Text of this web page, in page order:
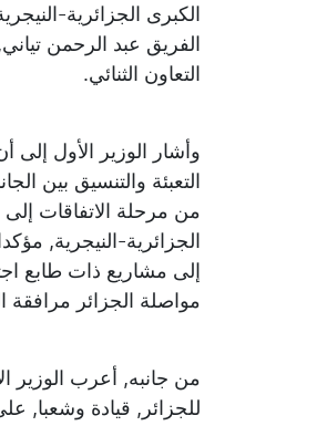
الكبرى الجزائرية-
الفريق عبد الرحمن
التعاون الثنائي.
وأشار الوزير الأول
التعبئة والتنسيق بين
من مرحلة الاتفاقات
الجزائرية-النيجرية,
إلى مشاريع ذات طابع
مواصلة الجزائر مرافقة
من جانبه, أعرب الوزير
للجزائر, قيادة وشعبا,